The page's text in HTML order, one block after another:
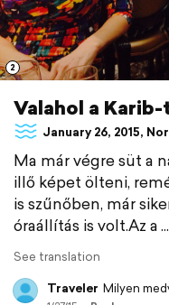
2
Valahol a
January 26, 2015,
Ma már végre süt a
illő képet ölteni,
is szűnőben, már
óraállítás is volt.Az a
See translation
Traveler Milyen